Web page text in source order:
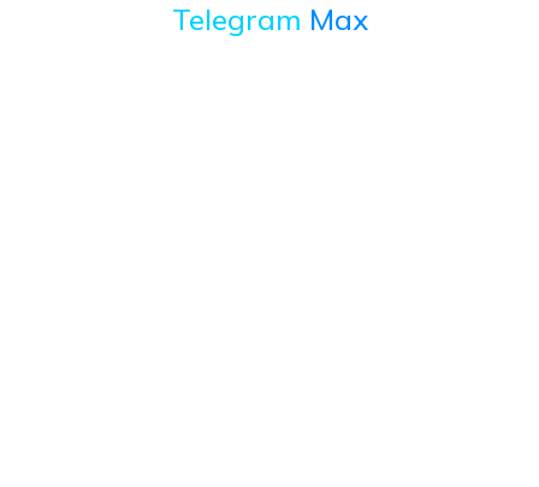
Telegram Max